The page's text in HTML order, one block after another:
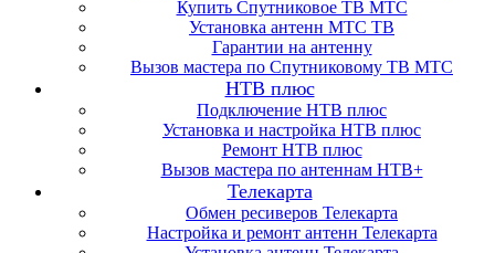
Купить Спутниковое ТВ МТС
Установка антенн МТС ТВ
Гарантии на антенну
Вызов мастера по Спутниковому ТВ МТС
НТВ плюс
Подключение НТВ плюс
Установка и настройка НТВ плюс
Ремонт НТВ плюс
Вызов мастера по антеннам НТВ+
Телекарта
Обмен ресиверов Телекарта
Настройка и ремонт антенн Телекарта